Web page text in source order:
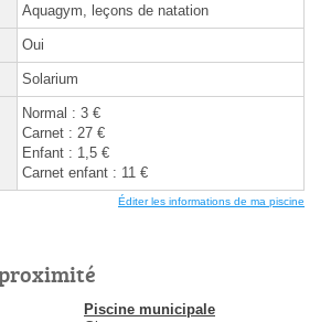
Aquagym, leçons de natation
Oui
Solarium
Normal : 3 €
Carnet : 27 €
Enfant : 1,5 €
Carnet enfant : 11 €
Éditer les informations de ma piscine
Piscine municipale